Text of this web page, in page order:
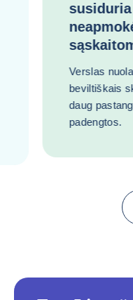
Verslas
beviltiškais
daug
padengtos.